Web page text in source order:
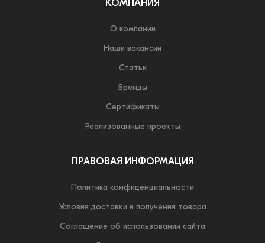
КОМПАНИЯ
О компании
Наши вакансии
Статьи
Бренды
Сертификаты
Реализованные проекты
ПРАВОВАЯ ИНФОРМАЦИЯ
Политика конфиденциальности
Условия доставки и получения товара
Соглашение об использовании сайта